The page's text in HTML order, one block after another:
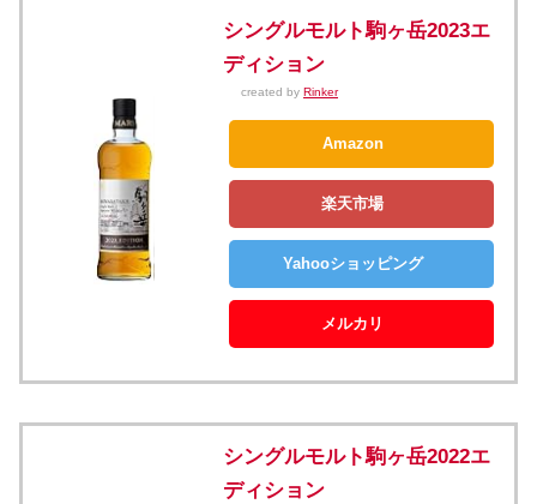
シングルモルト駒ヶ岳2023エ
ディション
created by Rinker
Amazon
楽天市場
Yahooショッピング
メルカリ
シングルモルト駒ヶ岳2022エ
ディション